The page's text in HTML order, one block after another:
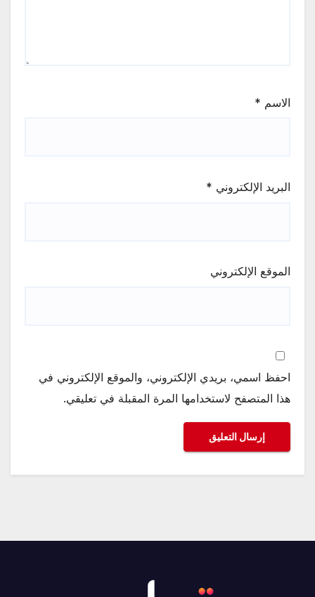
الاسم *
البريد الإلكتروني *
الموقع الإلكتروني
احفظ اسمي، بريدي الإلكتروني، والموقع الإلكتروني في
هذا المتصفح لاستخدامها المرة المقبلة في تعليقي.